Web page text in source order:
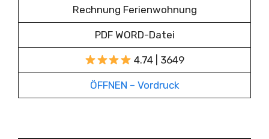
Rechnung Ferienwohnung
PDF WORD-Datei
4.74 | 3649
ÖFFNEN – Vordruck